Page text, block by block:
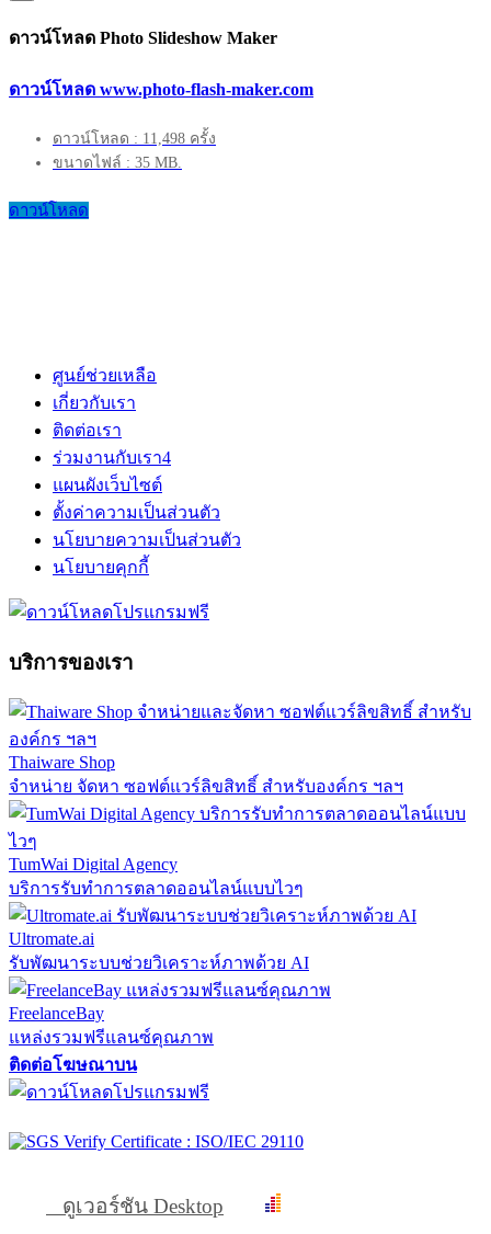
ดาวน์โหลด Photo Slideshow Maker
ดาวน์โหลด www.photo-flash-maker.com
ดาวน์โหลด : 11,498 ครั้ง
ขนาดไฟล์ : 35 MB.
ดาวน์โหลด
ศูนย์ช่วยเหลือ
เกี่ยวกับเรา
ติดต่อเรา
ร่วมงานกับเรา4
แผนผังเว็บไซต์
ตั้งค่าความเป็นส่วนตัว
นโยบายความเป็นส่วนตัว
นโยบายคุกกี้
บริการของเรา
Thaiware Shop
จำหน่าย จัดหา ซอฟต์แวร์ลิขสิทธิ์ สำหรับองค์กร ฯลฯ
TumWai Digital Agency
บริการรับทำการตลาดออนไลน์แบบไวๆ
Ultromate.ai
รับพัฒนาระบบช่วยวิเคราะห์ภาพด้วย AI
FreelanceBay
แหล่งรวมฟรีแลนซ์คุณภาพ
ติดต่อโฆษณาบน
ดูเวอร์ชัน Desktop